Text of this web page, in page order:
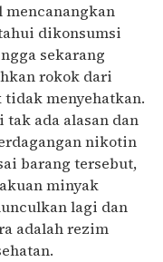
dikonsumsi
sekarang
rokok dari
menyehatkan.
tak ada alasan dan
nikotin
barang tersebut,
minyak
lagi dan
adalah rezim